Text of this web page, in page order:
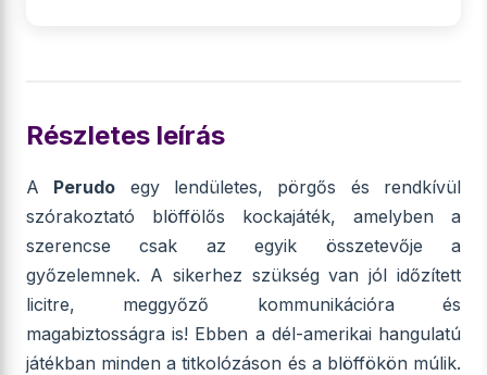
Részletes leírás
A Perudo egy lendületes, pörgős és rendkívül
szórakoztató blöffölős kockajáték, amelyben a
szerencse csak az egyik összetevője a
győzelemnek. A sikerhez szükség van jól időzített
licitre, meggyőző kommunikációra és
magabiztosságra is! Ebben a dél-amerikai hangulatú
játékban minden a titkolózáson és a blöffökön múlik.